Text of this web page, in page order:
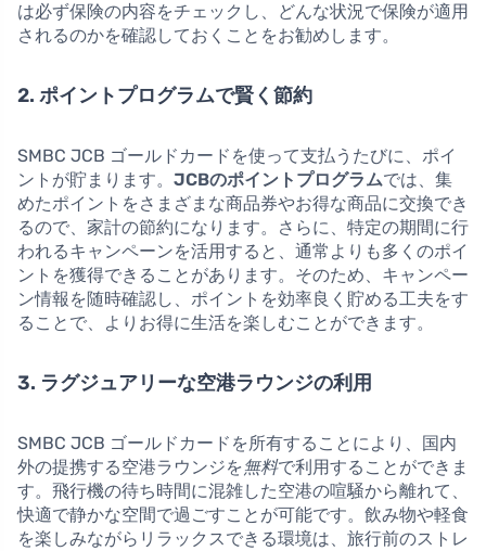
は必ず保険の内容をチェックし、どんな状況で保険が適用
されるのかを確認しておくことをお勧めします。
2. ポイントプログラムで賢く節約
SMBC JCB ゴールドカードを使って支払うたびに、ポイ
ントが貯まります。 JCBのポイントプログラムでは、集
めたポイントをさまざまな商品券やお得な商品に交換でき
るので、家計の節約になります。さらに、特定の期間に行
われるキャンペーンを活用すると、通常よりも多くのポイ
ントを獲得できることがあります。そのため、キャンペー
ン情報を随時確認し、ポイントを効率良く貯める工夫をす
ることで、よりお得に生活を楽しむことができます。
3. ラグジュアリーな空港ラウンジの利用
SMBC JCB ゴールドカードを所有することにより、国内
外の提携する空港ラウンジを無料で利用することができま
す。飛行機の待ち時間に混雑した空港の喧騒から離れて、
快適で静かな空間で過ごすことが可能です。飲み物や軽食
を楽しみながらリラックスできる環境は、旅行前のストレ